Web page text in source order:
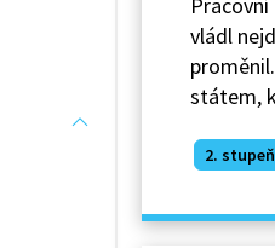
vládl
státem,
2.